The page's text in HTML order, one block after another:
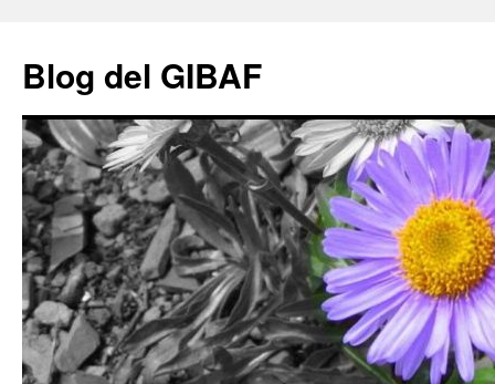
contingut
Blog del GIBAF